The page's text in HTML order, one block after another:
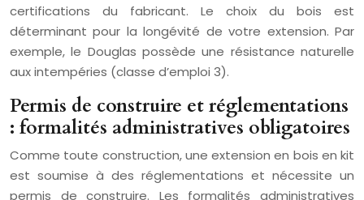
certifications du fabricant. Le choix du bois est
déterminant pour la longévité de votre extension. Par
exemple, le Douglas possède une résistance naturelle
aux intempéries (classe d’emploi 3).
Permis de construire et réglementations
: formalités administratives obligatoires
Comme toute construction, une extension en bois en kit
est soumise à des réglementations et nécessite un
permis de construire. Les formalités administratives